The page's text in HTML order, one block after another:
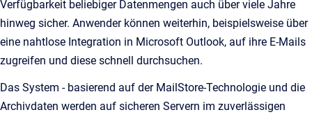
Verfügbarkeit beliebiger Datenmengen auch über viele Jahre
hinweg sicher. Anwender können weiterhin, beispielsweise über
eine nahtlose Integration in Microsoft Outlook, auf ihre E-Mails
zugreifen und diese schnell durchsuchen.
Das System - basierend auf der MailStore-Technologie und die
Archivdaten werden auf sicheren Servern im zuverlässigen